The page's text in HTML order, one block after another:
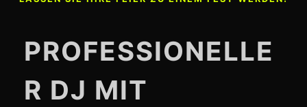
PROFESSIONELLE
R DJ MIT